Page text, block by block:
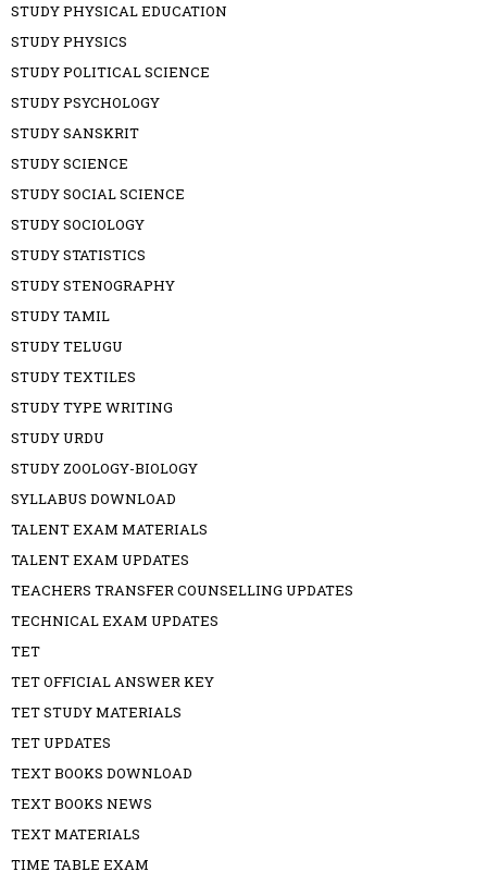
STUDY PHYSICAL EDUCATION
STUDY PHYSICS
STUDY POLITICAL SCIENCE
STUDY PSYCHOLOGY
STUDY SANSKRIT
STUDY SCIENCE
STUDY SOCIAL SCIENCE
STUDY SOCIOLOGY
STUDY STATISTICS
STUDY STENOGRAPHY
STUDY TAMIL
STUDY TELUGU
STUDY TEXTILES
STUDY TYPE WRITING
STUDY URDU
STUDY ZOOLOGY-BIOLOGY
SYLLABUS DOWNLOAD
TALENT EXAM MATERIALS
TALENT EXAM UPDATES
TEACHERS TRANSFER COUNSELLING UPDATES
TECHNICAL EXAM UPDATES
TET
TET OFFICIAL ANSWER KEY
TET STUDY MATERIALS
TET UPDATES
TEXT BOOKS DOWNLOAD
TEXT BOOKS NEWS
TEXT MATERIALS
TIME TABLE EXAM